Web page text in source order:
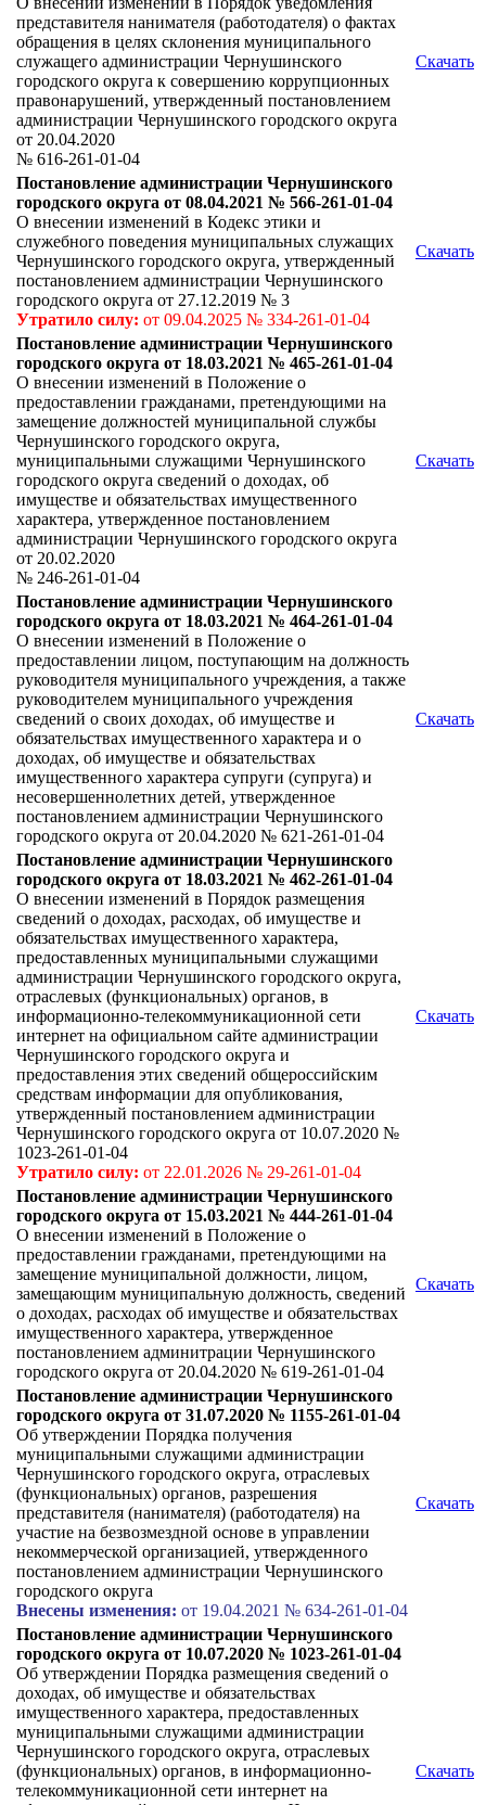
представителя нанимателя (работодателя) о фактах
обращения в целях склонения муниципального
служащего администрации Чернушинского
городского округа к совершению коррупционных
правонарушений, утвержденный постановлением
администрации Чернушинского городского округа
от 20.04.2020
№ 616-261-01-04
Скачать
Постановление администрации Чернушинского
городского округа от 08.04.2021 № 566-261-01-04
О внесении изменений в Кодекс этики и
служебного поведения муниципальных служащих
Чернушинского городского округа, утвержденный
постановлением администрации Чернушинского
городского округа от 27.12.2019 № 3
Утратило силу: от 09.04.2025 № 334-261-01-04
Скачать
Постановление администрации Чернушинского
городского округа от 18.03.2021 № 465-261-01-04
О внесении изменений в Положение о
предоставлении гражданами, претендующими на
замещение должностей муниципальной службы
Чернушинского городского округа,
муниципальными служащими Чернушинского
городского округа сведений о доходах, об
имуществе и обязательствах имущественного
характера, утвержденное постановлением
администрации Чернушинского городского округа
от 20.02.2020
№ 246-261-01-04
Скачать
Постановление администрации Чернушинского
городского округа от 18.03.2021 № 464-261-01-04
О внесении изменений в Положение о
предоставлении лицом, поступающим на должность
руководителя муниципального учреждения, а также
руководителем муниципального учреждения
сведений о своих доходах, об имуществе и
обязательствах имущественного характера и о
доходах, об имуществе и обязательствах
имущественного характера супруги (супруга) и
несовершеннолетних детей, утвержденное
постановлением администрации Чернушинского
городского округа от 20.04.2020 № 621-261-01-04
Скачать
Постановление администрации Чернушинского
городского округа от 18.03.2021 № 462-261-01-04
О внесении изменений в Порядок размещения
сведений о доходах, расходах, об имуществе и
обязательствах имущественного характера,
предоставленных муниципальными служащими
администрации Чернушинского городского округа,
отраслевых (функциональных) органов, в
информационно-телекоммуникационной сети
интернет на официальном сайте администрации
Чернушинского городского округа и
предоставления этих сведений общероссийским
средствам информации для опубликования,
утвержденный постановлением администрации
Чернушинского городского округа от 10.07.2020 №
1023-261-01-04
Утратило силу: от 22.01.2026 № 29-261-01-04
Скачать
Постановление администрации Чернушинского
городского округа от 15.03.2021 № 444-261-01-04
О внесении изменений в Положение о
предоставлении гражданами, претендующими на
замещение муниципальной должности, лицом,
замещающим муниципальную должность, сведений
о доходах, расходах об имуществе и обязательствах
имущественного характера, утвержденное
постановлением админитрации Чернушинского
городского округа от 20.04.2020 № 619-261-01-04
Скачать
Постановление администрации Чернушинского
городского округа от 31.07.2020 № 1155-261-01-04
Об утверждении Порядка получения
муниципальными служащими администрации
Чернушинского городского округа, отраслевых
(функциональных) органов, разрешения
представителя (нанимателя) (работодателя) на
участие на безвозмездной основе в управлении
некоммерческой организацией, утвержденного
постановлением администрации Чернушинского
городского округа
Внесены изменения: от 19.04.2021 № 634-261-01-04
Скачать
Постановление администрации Чернушинского
городского округа от 10.07.2020 № 1023-261-01-04
Об утверждении Порядка размещения сведений о
доходах, об имуществе и обязательствах
имущественного характера, предоставленных
муниципальными служащими администрации
Чернушинского городского округа, отраслевых
(функциональных) органов, в информационно-
телекоммуникационной сети интернет на
Скачать